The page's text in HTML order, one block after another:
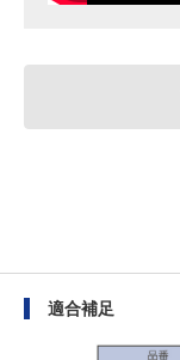
適合補足